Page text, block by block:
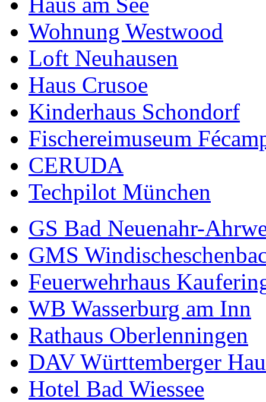
Wohnung Westwood
Loft Neuhausen
Haus Crusoe
Kinderhaus Schondorf
Fischereimuseum
CERUDA
Techpilot München
GS Bad Neuenahr-
GMS
Feuerwehrhaus
WB Wasserburg am Inn
Rathaus Oberlenningen
DAV Württemberger
Hotel Bad Wiessee